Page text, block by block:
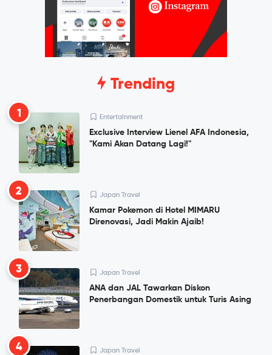
Trending
1 Entertainment
Exclusive Interview Lienel AFA Indonesia,
"Kami Akan Datang Lagi!"
2 Japan Travel
Kamar Pokemon di Hotel MIMARU
Direnovasi, Jadi Makin Ajaib!
3 Japan Travel
ANA dan JAL Tawarkan Diskon
Penerbangan Domestik untuk Turis Asing
4 Japan Travel